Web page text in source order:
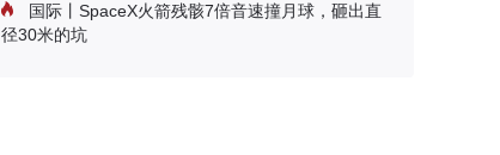
国际丨SpaceX火箭残骸7倍音速撞月球，砸出直
径30米的坑